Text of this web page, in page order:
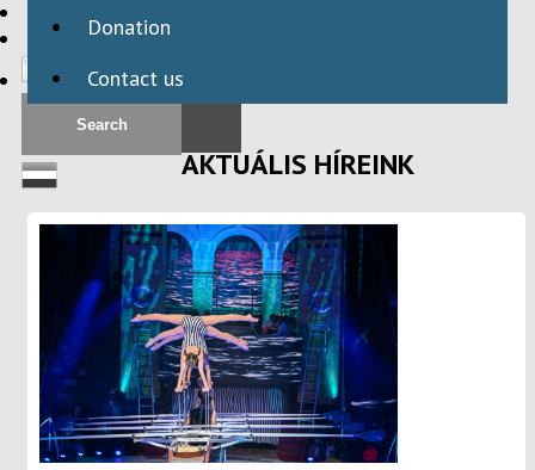
INTERNATIONAL PROGRAMS
Donation
Contact us
AKTUÁLIS HÍREINK